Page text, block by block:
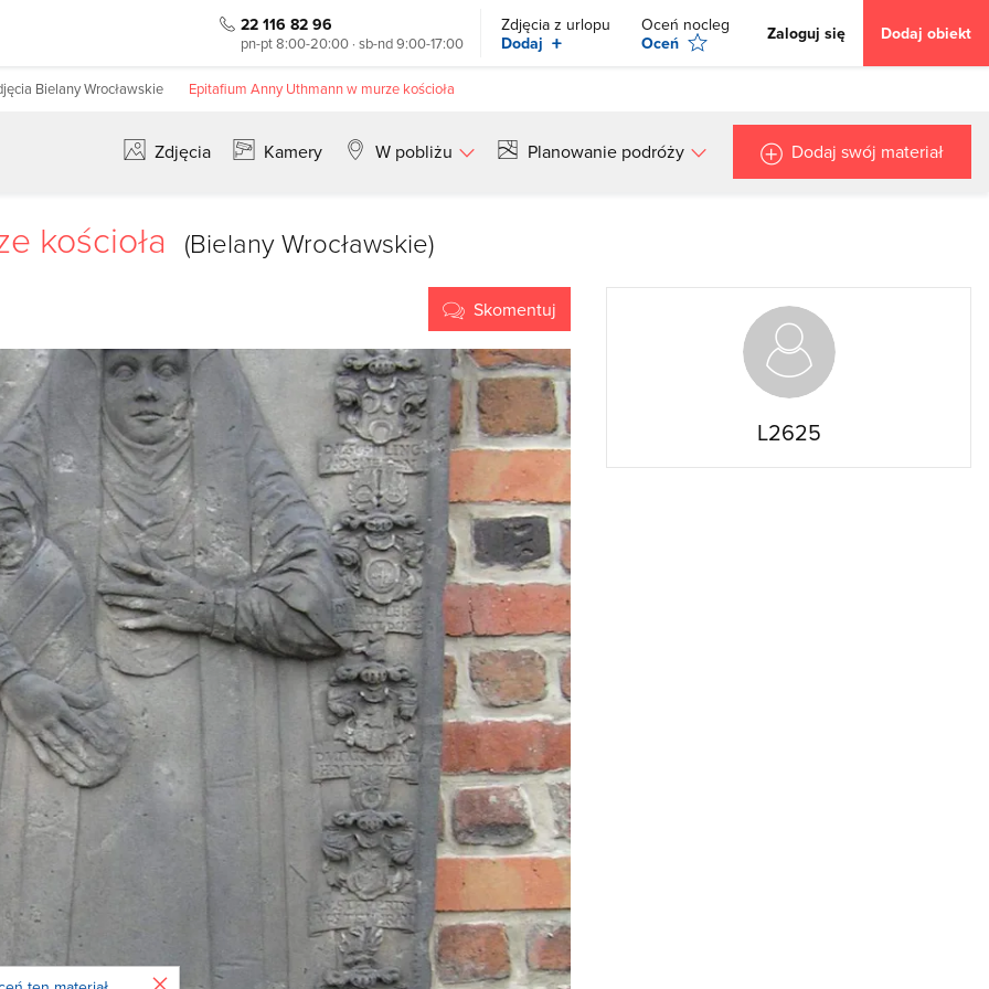
22 116 82 96
pn-pt 8:00-20:00 · sb-nd 9:00-17:00
Zdjęcia z urlopu
Dodaj +
Oceń nocleg
Oceń
Zaloguj się Dodaj obiekt
Bielany Wrocławskie Epitafium Anny Uthmann w murze kościoła
Zdjęcia Kamery W pobliżu Planowanie podróży Dodaj swój materiał
kościoła (Bielany Wrocławskie)
Skomentuj
Zamknij
L2625